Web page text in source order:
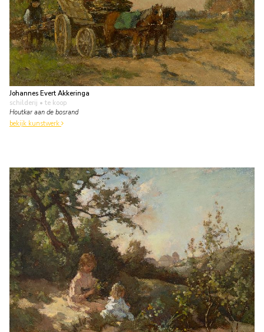
Johannes Evert Akkeringa
schilderij • te koop
Houtkar aan de bosrand
bekijk kunstwerk